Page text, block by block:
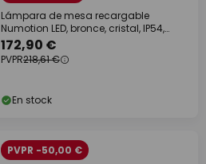
Lámpara de mesa recargable
Numotion LED, bronce, cristal, IP54,
atenuable
172,90 €
PVPR218,61 €
En stock
PVPR -50,00 €